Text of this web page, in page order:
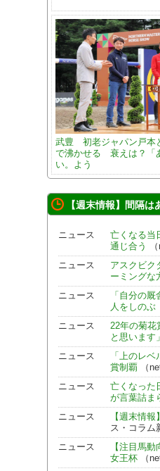
武豊 初老ジャパン戸本
で沸かせる 衰えは？「
い。よう
【週末情報】間隔
ニュース
亡くなる当
通じ合う
ニュース
アスクビク
ーミングな
ニュース
「自分の
人をしのぶ
ニュース
22年の菊
と思います」
ニュース
「上のレ
賞制覇 （
ニュース
亡くなった
が言葉詰ま
ニュース 【週末情
ス・コラム
ニュース
【注目馬
女王杯（